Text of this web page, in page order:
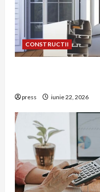
CONSTRUCTII
press iunie 22, 2026